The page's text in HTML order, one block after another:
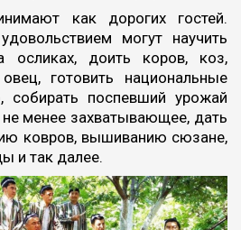
как дорогих гостей.
могут научить
осликах, доить коров, коз,
готовить национальные
собирать поспевший урожай
не менее захватывающее, дать
ковров, вышиванию сюзане,
и так далее.